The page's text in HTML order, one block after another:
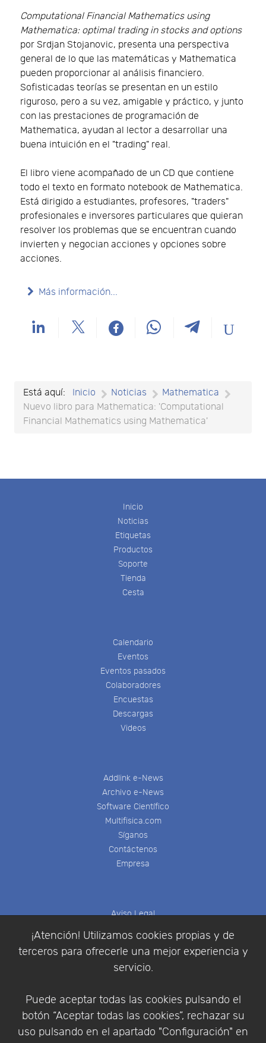
¡Atención! Utilizamos cookies propias y de
terceros para ofrecerle una mejor experiencia y
servicio.
Puede aceptar todas las cookies pulsando el
botón “Aceptar todas las cookies”, rechazar su
uso pulsando en el apartado "Configuración" en
Computational Financial Mathematics using
Mathematica: optimal trading in stocks and options
por Srdjan Stojanovic, presenta una perspectiva
general de lo que las matemáticas y Mathematica
pueden proporcionar al análisis financiero.
Sofisticadas teorías se presentan en un estilo
riguroso, pero a su vez, amigable y práctico, y junto
con las prestaciones de programación de
Mathematica, ayudan al lector a desarrollar una
buena intuición en el "trading" real.
El libro viene acompañado de un CD que contiene
todo el texto en formato notebook de Mathematica.
Está dirigido a estudiantes, profesores, "traders"
profesionales e inversores particulares que quieran
resolver los problemas que se encuentran cuando
invierten y negocian acciones y opciones sobre
acciones.
Más información...
Está aquí: Inicio Noticias
Mathematica
Nuevo libro para Mathematica: 'Computational
Financial Mathematics using Mathematica'
Inicio
Noticias
Etiquetas
Productos
Soporte
Tienda
Cesta
Calendario
Eventos
Eventos pasados
Colaboradores
Encuestas
Descargas
Videos
Addlink e-News
Archivo e-News
Software Científico
Multifisica.com
Síganos
Contáctenos
Empresa
Aviso Legal
Política de Privacidad
Condiciones de compra
Identificarse